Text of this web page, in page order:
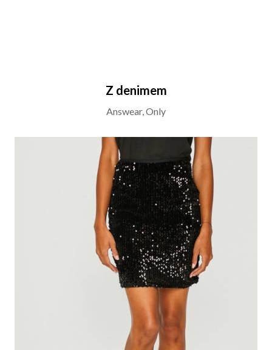
Z denimem
Answear, Only